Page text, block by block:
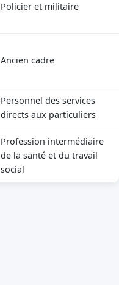
Policier et militaire
Ancien cadre
Personnel des services
directs aux particuliers
Profession intermédiaire
de la santé et du travail
social